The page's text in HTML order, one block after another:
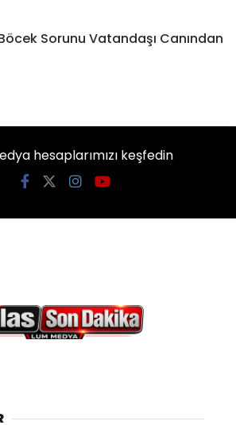
Sorunu Vatandaşı Canından
hesaplarımızı keşfedin